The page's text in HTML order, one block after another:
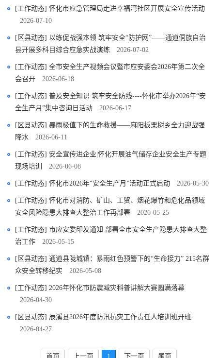
[工作动态] 怀化市应急管理局走进幸福湾社区开展安全宣传活动
2026-07-10
[区县动态] 以练促战强本领 筑牢安全“防护网”——通道侗族自治
县开展多科目综合应急实战演练
2026-07-02
[工作动态] 全市安全生产视频会议暨市应安委会2026年第二次全
会召开
2026-06-18
[工作动态] 普及安全知识 筑牢安全防线----怀化市举办2026年“安
全生产月”集中咨询日活动
2026-06-17
[区县动态] 暴雨极值下的生命救援——麻阳板栗树乡全力迎战强
降水
2026-06-11
[工作动态] 安全宣传进企业|怀化开展油气储存企业安全生产专题
现场培训
2026-06-08
[工作动态] 怀化市2026年“安全生产月”活动正式启动 2026-05-30
[工作动态] 怀化市对消防、矿山、工贸、烟花爆竹和危化品领域
安全风险隐患大排查大整治工作再部署
2026-05-25
[工作动态] 市应安委印发通知 部署全市安全生产隐患大排查大整
治工作
2026-05-15
[区县动态] 通道县陇城镇：暴雨红色预警下的“生命接力” 215名群
众安全转移纪实
2026-05-08
[工作动态] 2026年怀化市防震减灾科普讲解大赛圆满落幕
2026-04-30
[区县动态] 辰溪县2026年度防汛抗灾工作责任人培训班开班
2026-04-27
首页 上一页 1 下一页 尾页